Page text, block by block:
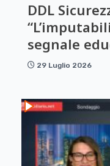
DDL
segnale
29 Luglio 2026